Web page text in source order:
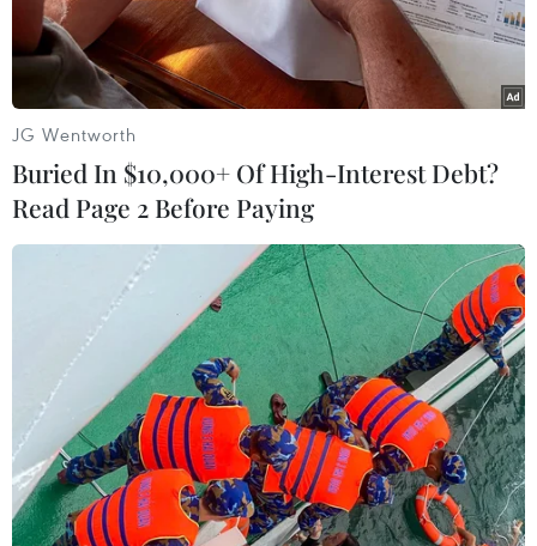
trạm.
Xe ôtô con bám sát xe phía trước để vượt trạm, khi thanh barie
chưa kịp đóng lại. (Ảnh: Nguyên Lý/TTXVN)
Thời gian gần đây, tại Trạm thu phí BOT Quảng
Trị đóng trên Quốc lộ 1A đoạn qua xã Triệu
JG Wentworth
Buried In $10,000+ Of High-Interest Debt?
Read Page 2 Before Paying